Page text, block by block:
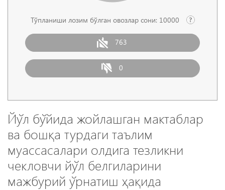
Тўпланиши лозим бўлган овозлар сони: 10000
763
0
Йўл бўйида жойлашган мактаблар
ва бошқа турдаги таълим
муассасалари олдига тезликни
чекловчи йўл белгиларини
мажбурий ўрнатиш ҳақида